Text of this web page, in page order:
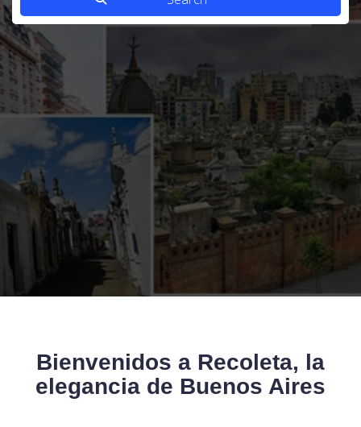
Bienvenidos a Recoleta, la
elegancia de Buenos Aires